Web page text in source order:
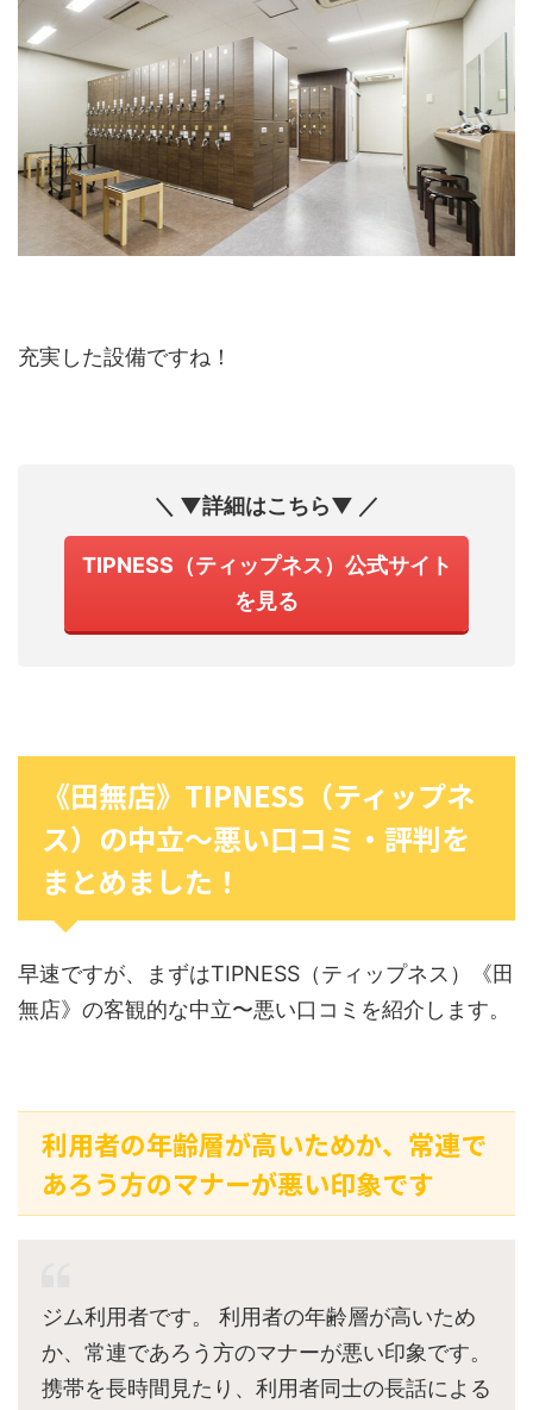
充実した設備ですね！
＼ ▼詳細はこちら▼ ／
TIPNESS（ティップネス）公式サイト
を見る
《田無店》TIPNESS（ティップネ
ス）の中立〜悪い口コミ・評判を
まとめました！
早速ですが、まずはTIPNESS（ティップネス）《田
無店》の客観的な中立〜悪い口コミを紹介します。
利用者の年齢層が高いためか、常連で
あろう方のマナーが悪い印象です
ジム利用者です。 利用者の年齢層が高いため
か、常連であろう方のマナーが悪い印象です。
携帯を長時間見たり、利用者同士の長話による